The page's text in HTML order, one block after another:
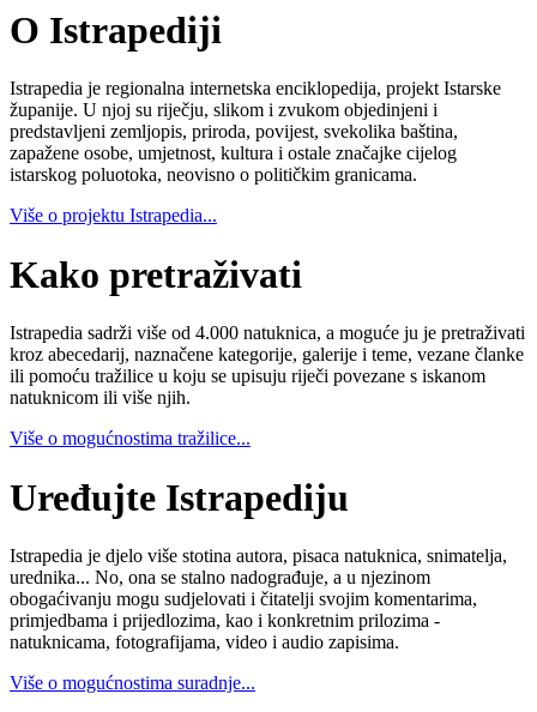
O Istrapediji
Istrapedia je regionalna internetska enciklopedija, projekt Istarske
županije. U njoj su riječju, slikom i zvukom objedinjeni i
predstavljeni zemljopis, priroda, povijest, svekolika baština,
zapažene osobe, umjetnost, kultura i ostale značajke cijelog
istarskog poluotoka, neovisno o političkim granicama.
Više o projektu Istrapedia...
Kako pretraživati
Istrapedia sadrži više od 4.000 natuknica, a moguće ju je pretraživati
kroz abecedarij, naznačene kategorije, galerije i teme, vezane članke
ili pomoću tražilice u koju se upisuju riječi povezane s iskanom
natuknicom ili više njih.
Više o mogućnostima tražilice...
Uređujte Istrapediju
Istrapedia je djelo više stotina autora, pisaca natuknica, snimatelja,
urednika... No, ona se stalno nadograđuje, a u njezinom
obogaćivanju mogu sudjelovati i čitatelji svojim komentarima,
primjedbama i prijedlozima, kao i konkretnim prilozima -
natuknicama, fotografijama, video i audio zapisima.
Više o mogućnostima suradnje...